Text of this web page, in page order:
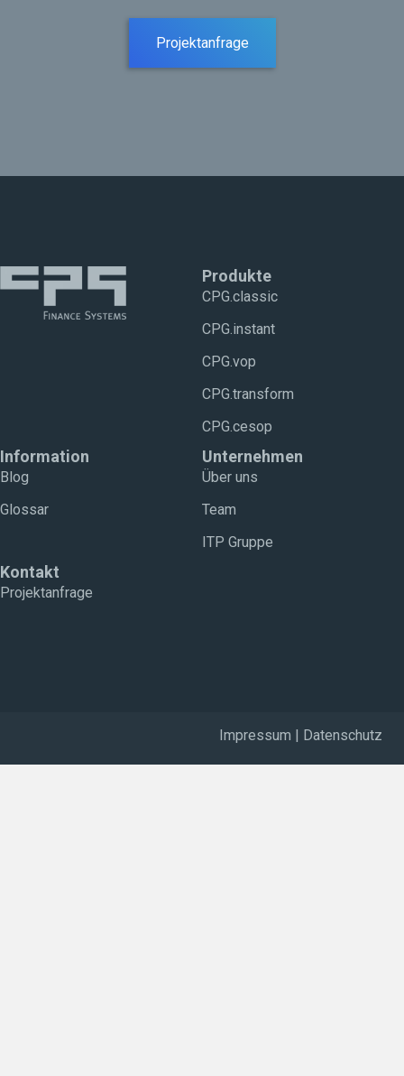
Projektanfrage
Produkte
CPG.classic
CPG.instant
CPG.vop
CPG.transform
CPG.cesop
Information
Blog
Glossar
Unternehmen
Über uns
Team
ITP Gruppe
Kontakt
Projektanfrage
Impressum | Datenschutz